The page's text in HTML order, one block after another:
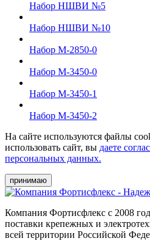
Набор НШВИ №5
Набор НШВИ №10
Набор М-2850-0
Набор М-3450-0
Набор М-3450-1
Набор М-3450-2
На сайте используются файлы
использовать сайт, вы даете
персональных данных.
принимаю
Компания Фортисфлекс с 2008
поставки крепежных и
всей территории Российской